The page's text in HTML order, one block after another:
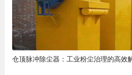
仓顶脉冲除尘器：工业粉尘治理的高效